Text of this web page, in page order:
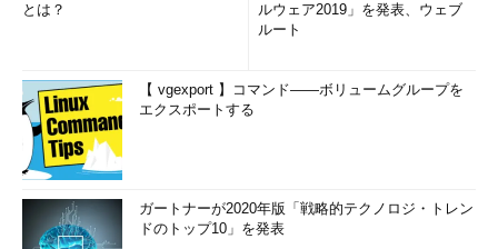
とは？
ルウェア2019」を発表、ウェブ
ルート
【 vgexport 】コマンド――ボリュームグループを
エクスポートする
ガートナーが2020年版「戦略的テクノロジ・トレン
ドのトップ10」を発表